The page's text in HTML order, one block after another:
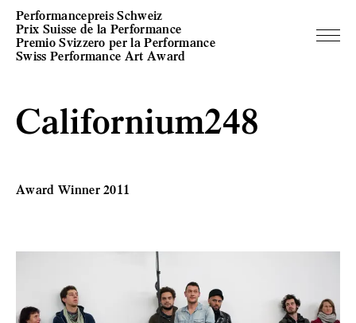
Performancepreis Schweiz
Prix Suisse de la Performance
Premio Svizzero per la Performance
Swiss Performance Art Award
Californium248
Award Winner 2011